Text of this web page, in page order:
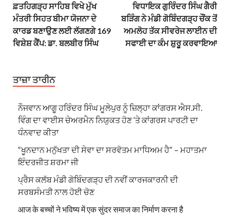
ਫ਼ਤਹਿਗੜ੍ਹ ਸਾਹਿਬ ਵਿਖੇ ਮੁੱਖ
ਮੰਤਰੀ ਸਿਹਤ ਬੀਮਾ ਯੋਜਨਾ ਦੇ
ਕਾਰਡ ਬਣਾਉਣ ਲਈ ਲੱਗਣਗੇ 169
ਵਿਸ਼ੇਸ਼ ਕੈਂਪ: ਡਾ. ਬਲਬੀਰ ਸਿੰਘ
ਵਿਧਾਇਕ ਗੁਰਿੰਦਰ ਸਿੰਘ ਗੈਰੀ
ਬੜਿੰਗ ਨੇ ਮੰਡੀ ਗੋਬਿੰਦਗੜ੍ਹ ਚੌਂਕ ਤੋਂ
ਅਮਲੋਹ ਤੱਕ ਸੀਵਰੇਜ ਲਾਈਨ ਦੀ
ਸਫਾਈ ਦਾ ਕੰਮ ਸ਼ੁਰੂ ਕਰਵਾਇਆ
ਤਾਜ਼ਾ ਤਾਰੀਨ
ਨੌਜਵਾਨ ਆਗੂ ਹਰਿੰਦਰ ਸਿੰਘ ਮੂਲੇਪੁਰ ਨੂੰ ਜ਼ਿਲ੍ਹਾ ਕਾਂਗਰਸ ਐਸ.ਸੀ.
ਵਿੰਗ ਦਾ ਵਾਈਸ ਚੇਅਰਮੈਨ ਨਿਯੁਕਤ ਹੋਣ ‘ਤੇ ਕਾਂਗਰਸ ਪਾਰਟੀ ਦਾ
ਧੰਨਵਾਦ ਕੀਤਾ
“ਖੂਨਦਾਨ ਮਨੁੱਖਤਾ ਦੀ ਸੇਵਾ ਦਾ ਸਰਵੋਤਮ ਮਾਧਿਅਮ ਹੈ” – ਮਹਾਤਮਾ
ਇੰਦਰਜੀਤ ਸ਼ਰਮਾ ਜੀ
ਪ੍ਰੈਸ ਕਲੱਬ ਮੰਡੀ ਗੋਬਿੰਦਗੜ੍ਹ ਦੀ ਨਵੀਂ ਕਾਰਜਕਾਰਨੀ ਦੀ
ਸਰਬਸੰਮਤੀ ਨਾਲ ਹੋਈ ਚੋਣ
आज के बच्चों ने भविष्य में एक सुंदर समाज का निर्माण करना है